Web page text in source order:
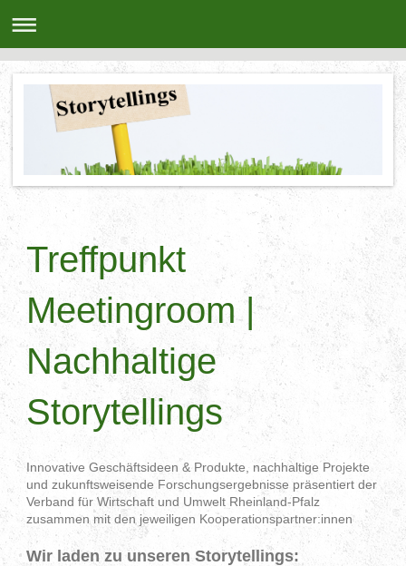
Treffpunkt
Meetingroom |
Nachhaltige
Storytellings
Innovative Geschäftsideen & Produkte, nachhaltige Projekte
und zukunftsweisende Forschungsergebnisse präsentiert der
Verband für Wirtschaft und Umwelt Rheinland-Pfalz
zusammen mit den jeweiligen Kooperationspartner:innen
Wir laden zu unseren Storytellings: